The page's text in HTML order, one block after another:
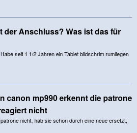
der Anschluss? Was ist das für
seit 1 1/2 Jahren ein Tablet bildschrim rumliegen
canon mp990 erkennt die patrone
nicht
nicht, hab sie schon durch eine neue ersetzt,